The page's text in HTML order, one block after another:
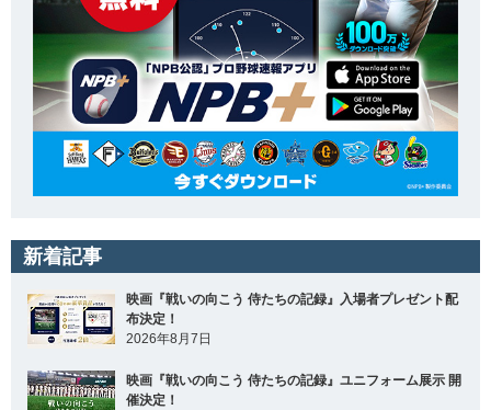
新着記事
映画『戦いの向こう 侍たちの記録』入場者プレゼント配
布決定！
2026年8月7日
映画『戦いの向こう 侍たちの記録』ユニフォーム展示 開
催決定！